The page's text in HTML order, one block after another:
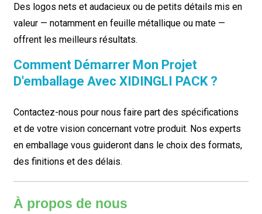
Des logos nets et audacieux ou de petits détails mis en
valeur — notamment en feuille métallique ou mate —
offrent les meilleurs résultats.
Comment Démarrer Mon Projet
D'emballage Avec XIDINGLI PACK ?
Contactez-nous pour nous faire part des spécifications
et de votre vision concernant votre produit. Nos experts
en emballage vous guideront dans le choix des formats,
des finitions et des délais.
À propos de nous